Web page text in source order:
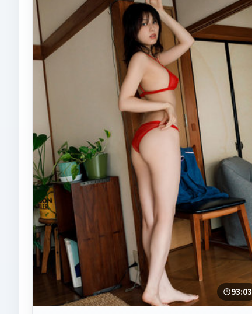
93:03